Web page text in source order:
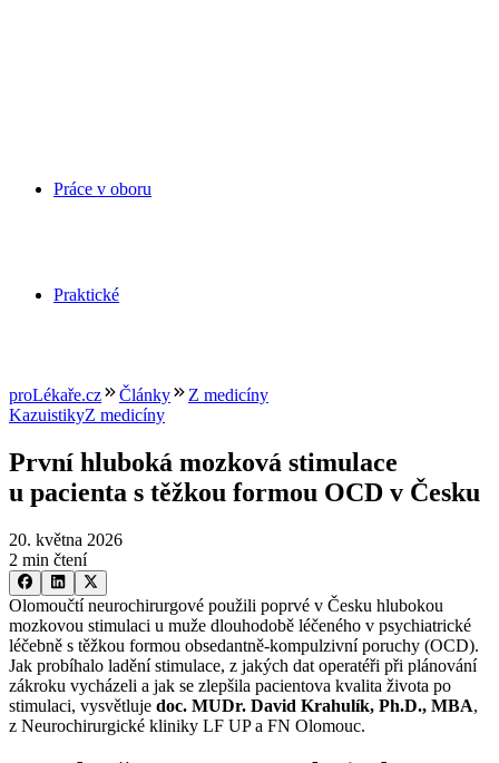
Práce v oboru
Praktické
proLékaře.cz Články
Z medicíny
KazuistikyZ medicíny
První hluboká mozková stimulace
u pacienta s těžkou formou OCD v Česku
20. května 2026
2 min čtení
Olomoučtí neurochirurgové použili poprvé v Česku hlubokou
mozkovou stimulaci u muže dlouhodobě léčeného v psychiatrické
léčebně s těžkou formou obsedantně-kompulzivní poruchy (OCD).
Jak probíhalo ladění stimulace, z jakých dat operatéři při plánování
zákroku vycházeli a jak se zlepšila pacientova kvalita života po
stimulaci, vysvětluje doc. MUDr. David Krahulík, Ph.D., MBA,
z Neurochirurgické kliniky LF UP a FN Olomouc.